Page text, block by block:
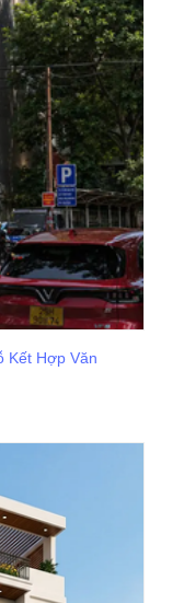
Kết Hợp Văn